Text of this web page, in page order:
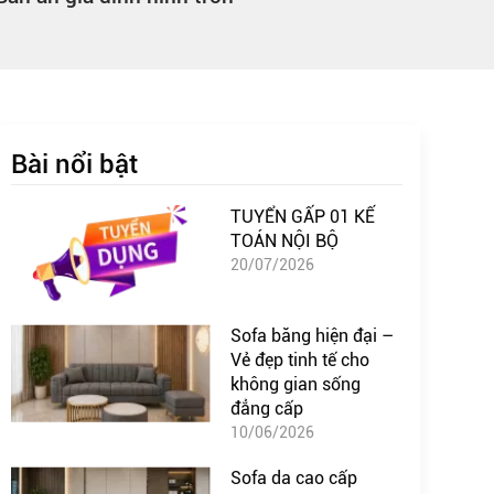
Bài nổi bật
TUYỂN GẤP 01 KẾ
TOÁN NỘI BỘ
20/07/2026
Sofa băng hiện đại –
Vẻ đẹp tinh tế cho
không gian sống
đẳng cấp
10/06/2026
Sofa da cao cấp